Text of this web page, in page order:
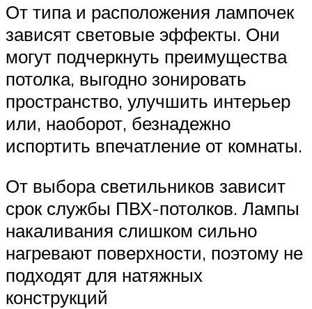
От типа и расположения лампочек
зависят световые эффекты. Они
могут подчеркнуть преимущества
потолка, выгодно зонировать
пространство, улучшить интерьер
или, наоборот, безнадежно
испортить впечатление от комнаты.
От выбора светильников зависит
срок службы ПВХ-потолков. Лампы
накаливания слишком сильно
нагревают поверхности, поэтому не
подходят для натяжных
конструкций